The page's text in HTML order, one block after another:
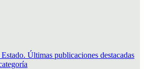
Últimas publicaciones destacadas